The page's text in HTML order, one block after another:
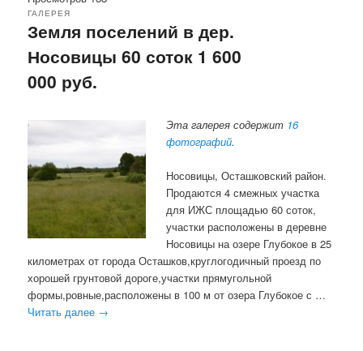
Земля поселений в дер.
Носовицы 60 соток 1 600
000 руб.
ГАЛЕРЕЯ
Эта галерея содержит 16
фотографий.
Носовицы, Осташковский район.
Продаются 4 смежных участка
для ИЖС площадью 60 соток,
участки расположены в деревне
Носовицы на озере Глубокое в 25
километрах от города Осташков,круглогодичный проезд по
хорошей грунтовой дороге,участки прямугольной
формы,ровные,расположены в 100 м от озера Глубокое с …
Читать далее →